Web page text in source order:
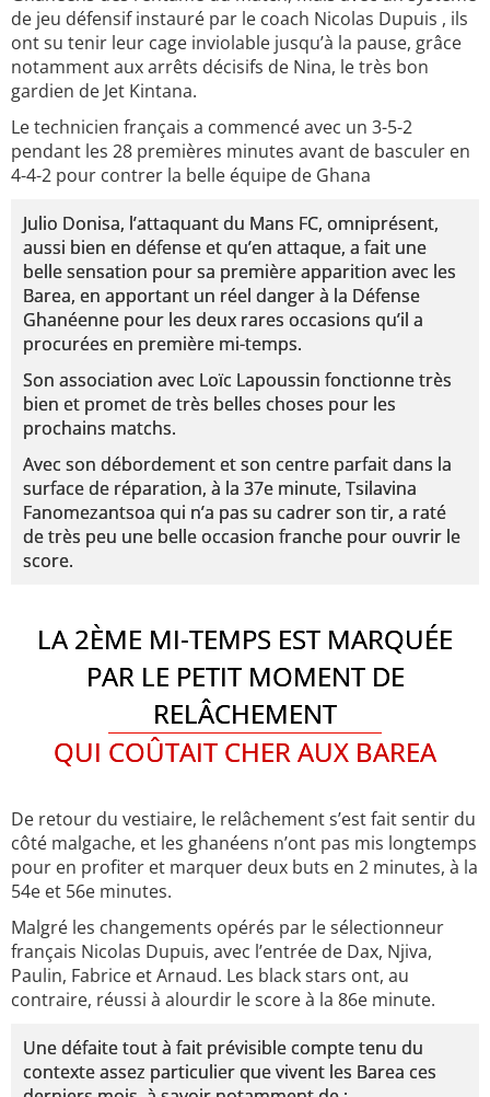
de jeu défensif instauré par le coach Nicolas Dupuis , ils
ont su tenir leur cage inviolable jusqu’à la pause, grâce
notamment aux arrêts décisifs de Nina, le très bon
gardien de Jet Kintana.
Le technicien français a commencé avec un 3-5-2
pendant les 28 premières minutes avant de basculer en
4-4-2 pour contrer la belle équipe de Ghana
Julio Donisa, l’attaquant du Mans FC, omniprésent,
aussi bien en défense et qu’en attaque, a fait une
belle sensation pour sa première apparition avec les
Barea, en apportant un réel danger à la Défense
Ghanéenne pour les deux rares occasions qu’il a
procurées en première mi-temps.
Son association avec Loïc Lapoussin fonctionne très
bien et promet de très belles choses pour les
prochains matchs.
Avec son débordement et son centre parfait dans la
surface de réparation, à la 37e minute, Tsilavina
Fanomezantsoa qui n’a pas su cadrer son tir, a raté
de très peu une belle occasion franche pour ouvrir le
score.
LA 2ÈME MI-TEMPS EST MARQUÉE
PAR LE PETIT MOMENT DE
RELÂCHEMENT
QUI COÛTAIT CHER AUX BAREA
De retour du vestiaire, le relâchement s’est fait sentir du
côté malgache, et les ghanéens n’ont pas mis longtemps
pour en profiter et marquer deux buts en 2 minutes, à la
54e et 56e minutes.
Malgré les changements opérés par le sélectionneur
français Nicolas Dupuis, avec l’entrée de Dax, Njiva,
Paulin, Fabrice et Arnaud. Les black stars ont, au
contraire, réussi à alourdir le score à la 86e minute.
Une défaite tout à fait prévisible compte tenu du
contexte assez particulier que vivent les Barea ces